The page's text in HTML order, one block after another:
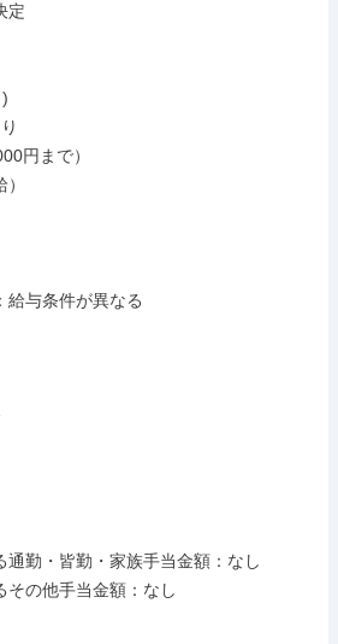
定
円まで）
給与条件が異なる
通勤・皆勤・家族手当金額：なし
その他手当金額：なし